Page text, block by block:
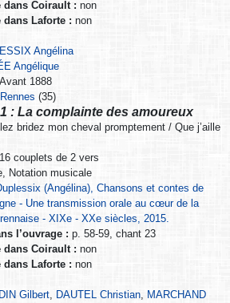
dans Coirault : non
dans Laforte : non
Angélina
Angélique
Avant 1888
Rennes (35)
: La complainte des amoureux
bridez mon cheval promptement / Que j’aille
16 couplets de 2 vers
Notation musicale
(Angélina), Chansons et contes de
- Une transmission orale au cœur de la
- XIXe - XXe siècles, 2015.
l’ouvrage : p. 58-59, chant 23
dans Coirault : non
dans Laforte : non
Gilbert, DAUTEL Christian, MARCHAND